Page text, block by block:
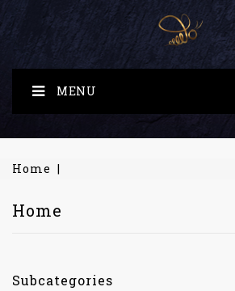
MENU
Home
Home
Subcategories